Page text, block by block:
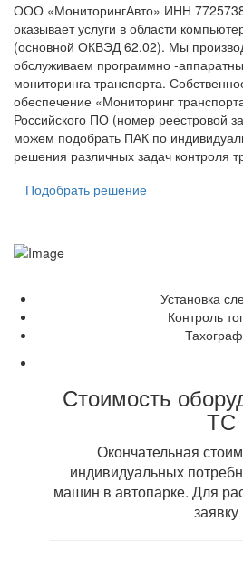
ООО «МониторингАвто» ИНН
оказывает услуги в области
(основной ОКВЭД 62.02). Мы
обслуживаем программно -
мониторинга транспорта.
обеспечение «Мониторинг
Российского ПО (номер реестровой
можем подобрать ПАК по
решения различных задач контроля
Подобрать решение
Установка
Контроль
Стоимость
ТС
Окончательная
индивидуальных
машин в автопарке. Для
заявку